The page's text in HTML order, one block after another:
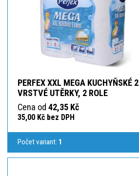
PERFEX XXL MEGA KUCHYŇSKÉ 2
VRSTVÉ UTĚRKY, 2 ROLE
Cena od 42,35 Kč
35,00 Kč bez DPH
Počet variant: 1